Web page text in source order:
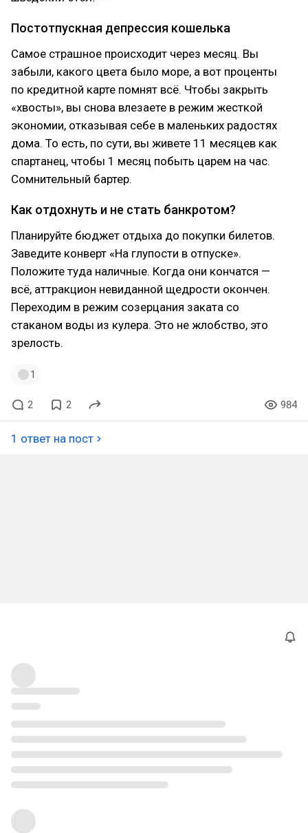
Постотпускная депрессия кошелька
Самое страшное происходит через месяц. Вы
забыли, какого цвета было море, а вот проценты
по кредитной карте помнят всё. Чтобы закрыть
«хвосты», вы снова влезаете в режим жесткой
экономии, отказывая себе в маленьких радостях
дома. То есть, по сути, вы живете 11 месяцев как
спартанец, чтобы 1 месяц побыть царем на час.
Сомнительный бартер.
Как отдохнуть и не стать банкротом?
Планируйте бюджет отдыха до покупки билетов.
Заведите конверт «На глупости в отпуске».
Положите туда наличные. Когда они кончатся —
всё, аттракцион невиданной щедрости окончен.
Переходим в режим созерцания заката со
стаканом воды из кулера. Это не жлобство, это
зрелость.
1
2 2 984
1 ответ на пост